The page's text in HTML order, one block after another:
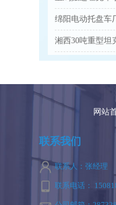
网站
联系我们
联系人：张经理
联系电话：